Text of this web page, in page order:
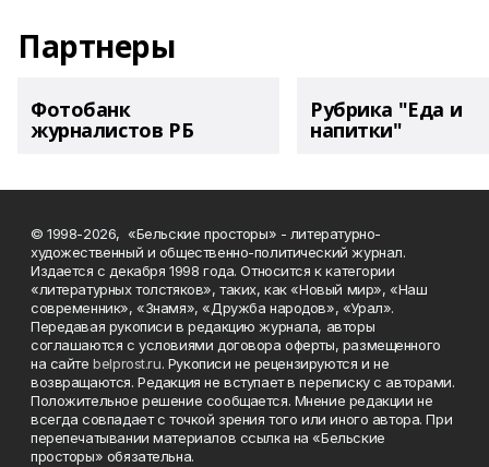
Партнеры
Фотобанк
журналистов РБ
Рубрика "Еда и
напитки"
© 1998-2026, «Бельские просторы» - литературно-
художественный и общественно-политический журнал.
Издается с декабря 1998 года. Относится к категории
«литературных толстяков», таких, как «Новый мир», «Наш
современник», «Знамя», «Дружба народов», «Урал».
Передавая рукописи в редакцию журнала, авторы
соглашаются с условиями договора оферты, размещенного
на сайтеbelprost.ru. Рукописи не рецензируются и не
возвращаются. Редакция не вступает в переписку с авторами.
Положительное решение сообщается. Мнение редакции не
всегда совпадает с точкой зрения того или иного автора. При
перепечатывании материалов ссылка на «Бельские
просторы» обязательна.